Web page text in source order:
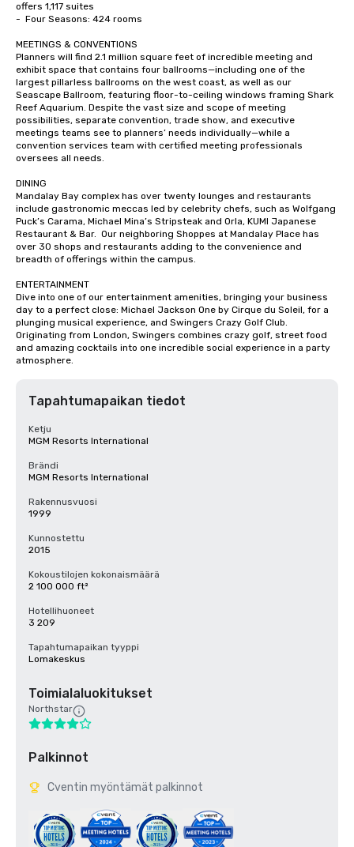
offers 1,117 suites
-	Four Seasons: 424 rooms
MEETINGS & CONVENTIONS
Planners will find 2.1 million square feet of incredible meeting and
exhibit space that contains four ballrooms—including one of the
largest pillarless ballrooms on the west coast, as well as our
Seascape Ballroom, featuring floor-to-ceiling windows framing Shark
Reef Aquarium. Despite the vast size and scope of meeting
possibilities, separate convention, trade show, and executive
meetings teams see to planners’ needs individually—while a
convention services team with certified meeting professionals
oversees all needs.
DINING
Mandalay Bay complex has over twenty lounges and restaurants
include gastronomic meccas led by celebrity chefs, such as Wolfgang
Puck’s Carama, Michael Mina’s Stripsteak and Orla, KUMI Japanese
Restaurant & Bar.  Our neighboring Shoppes at Mandalay Place has
over 30 shops and restaurants adding to the convenience and
breadth of offerings within the campus.
ENTERTAINMENT
Dive into one of our entertainment amenities, bringing your business
day to a perfect close: Michael Jackson One by Cirque du Soleil, for a
plunging musical experience, and Swingers Crazy Golf Club.
Originating from London, Swingers combines crazy golf, street food
and amazing cocktails into one incredible social experience in a party
atmosphere.
Tapahtumapaikan tiedot
Ketju
MGM Resorts International
Brändi
MGM Resorts International
Rakennusvuosi
1999
Kunnostettu
2015
Kokoustilojen kokonaismäärä
2 100 000 ft²
Hotellihuoneet
3 209
Tapahtumapaikan tyyppi
Lomakeskus
Toimialaluokitukset
Northstar
Palkinnot
Cventin myöntämät palkinnot